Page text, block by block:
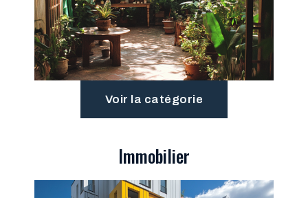
Voir la catégorie
Immobilier